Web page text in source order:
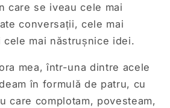
care se iveau cele mai
conversații, cele mai
mai năstrușnice idei.
mea, într-una dintre acele
în formulă de patru, cu
care complotam, povesteam,